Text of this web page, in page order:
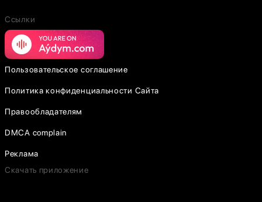
Ссылки
Пользовательское соглашение
Политика конфиденциальности Сайта
Правообладателям
DMCA complain
Реклама
Скачать приложение